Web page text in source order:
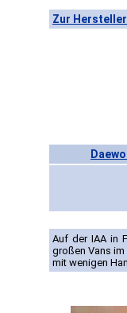
Zur
Auf der IAA in
großen Vans
mit wenigen